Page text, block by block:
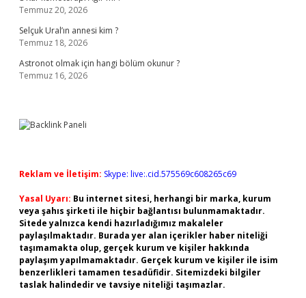
Temmuz 20, 2026
Selçuk Ural’ın annesi kim ?
Temmuz 18, 2026
Astronot olmak için hangi bölüm okunur ?
Temmuz 16, 2026
Reklam ve İletişim: Skype: live:.cid.575569c608265c69
Yasal Uyarı: Bu internet sitesi, herhangi bir marka, kurum
veya şahıs şirketi ile hiçbir bağlantısı bulunmamaktadır.
Sitede yalnızca kendi hazırladığımız makaleler
paylaşılmaktadır. Burada yer alan içerikler haber niteliği
taşımamakta olup, gerçek kurum ve kişiler hakkında
paylaşım yapılmamaktadır. Gerçek kurum ve kişiler ile isim
benzerlikleri tamamen tesadüfidir. Sitemizdeki bilgiler
taslak halindedir ve tavsiye niteliği taşımazlar.